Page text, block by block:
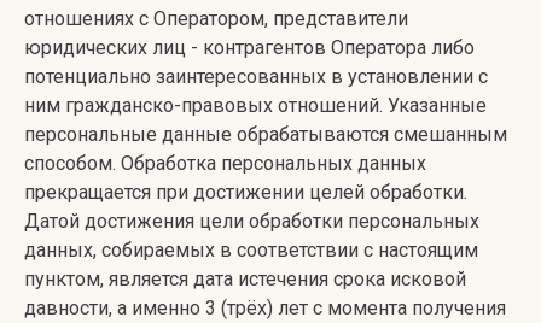
отношениях с Оператором, представители
юридических лиц - контрагентов Оператора либо
потенциально заинтересованных в установлении с
ним гражданско-правовых отношений. Указанные
персональные данные обрабатываются смешанным
способом. Обработка персональных данных
прекращается при достижении целей обработки.
Датой достижения цели обработки персональных
данных, собираемых в соответствии с настоящим
пунктом, является дата истечения срока исковой
давности, а именно 3 (трёх) лет с момента получения